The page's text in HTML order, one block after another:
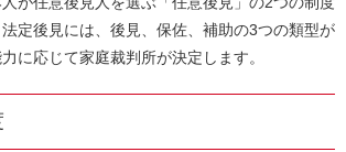
定後見には、後見、保佐、補助の3つの類型が
に応じて家庭裁判所が決定します。